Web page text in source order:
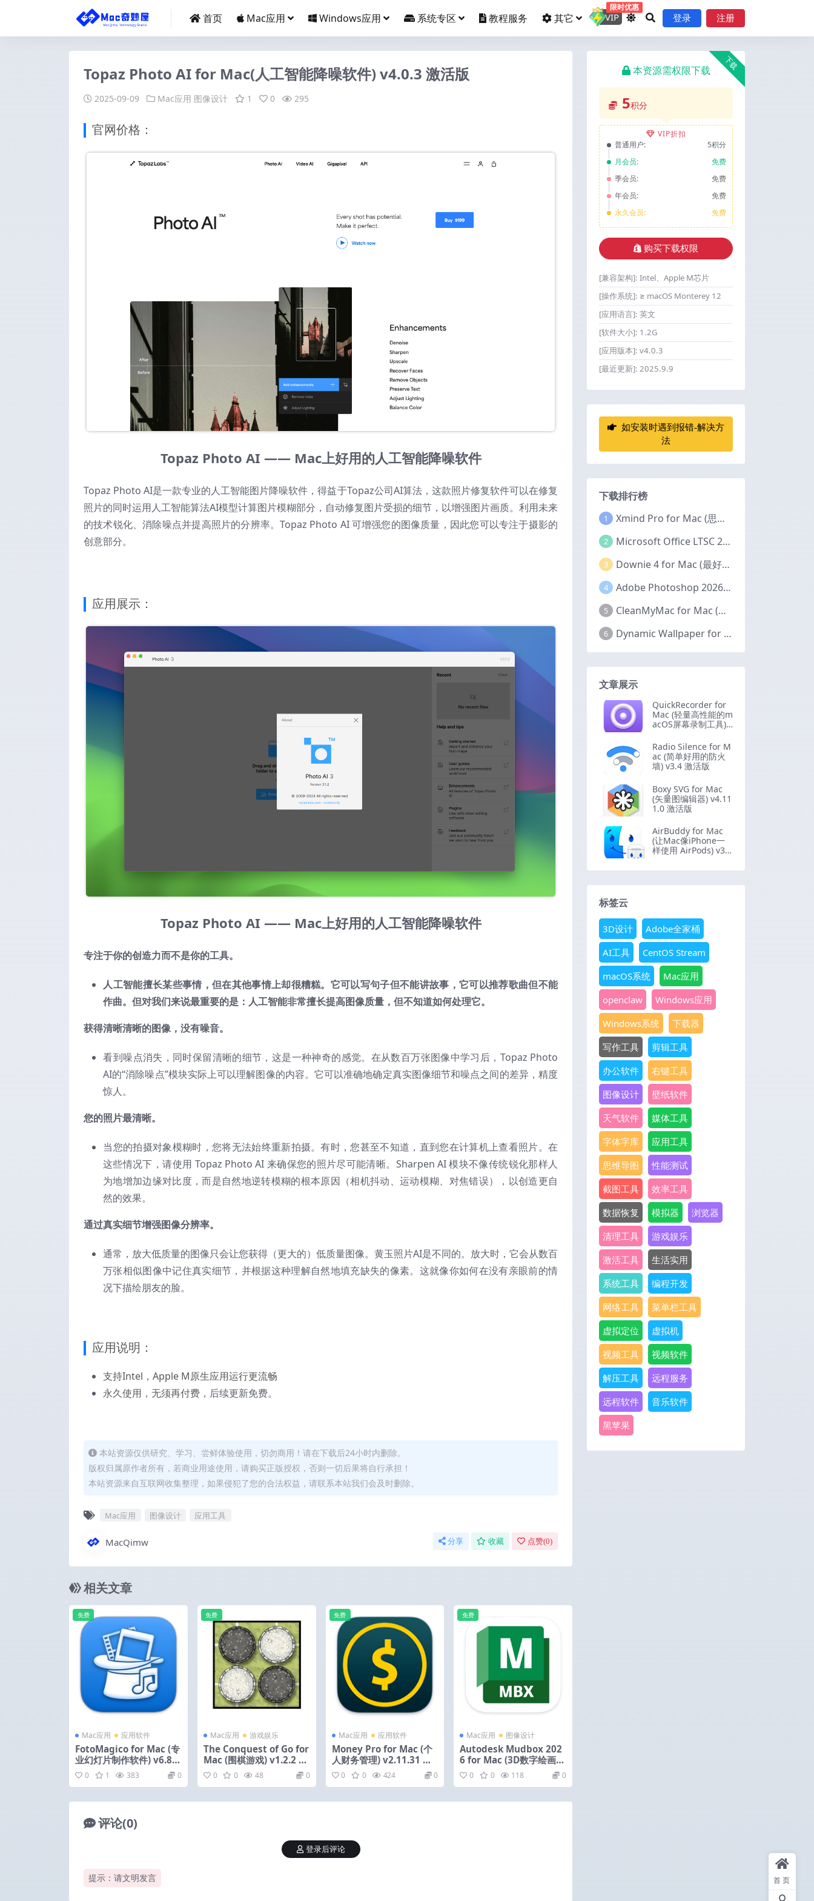
首页 Mac应用 Windows应用 系统专区 教程服务 其它 VIP
限时优惠
登录 注册
Topaz Photo AI for Mac(人工智能降噪软件) v4.0.3 激活版
2025-09-09 Mac应用 图像设计 1 0 295
官网价格：
Topaz Photo AI —— Mac上好用的人工智能降噪软件
Topaz Photo AI是一款专业的人工智能图片降噪软件，得益于Topaz公司AI算法，这款照片修复软件可以在修复
照片的同时运用人工智能算法AI模型计算图片模糊部分，自动修复图片受损的细节，以增强图片画质。利用未来
的技术锐化、消除噪点并提高照片的分辨率。Topaz Photo AI 可增强您的图像质量，因此您可以专注于摄影的
创意部分。
应用展示：
Topaz Photo AI —— Mac上好用的人工智能降噪软件
专注于你的创造力而不是你的工具。
人工智能擅长某些事情，但在其他事情上却很糟糕。它可以写句子但不能讲故事，它可以推荐歌曲但不能
作曲。但对我们来说最重要的是：人工智能非常擅长提高图像质量，但不知道如何处理它。
获得清晰清晰的图像，没有噪音。
看到噪点消失，同时保留清晰的细节，这是一种神奇的感觉。在从数百万张图像中学习后，Topaz Photo
AI的“消除噪点”模块实际上可以理解图像的内容。它可以准确地确定真实图像细节和噪点之间的差异，精度
惊人。
您的照片最清晰。
当您的拍摄对象模糊时，您将无法始终重新拍摄。有时，您甚至不知道，直到您在计算机上查看照片。在
这些情况下，请使用 Topaz Photo AI 来确保您的照片尽可能清晰。Sharpen AI 模块不像传统锐化那样人
为地增加边缘对比度，而是自然地逆转模糊的根本原因（相机抖动、运动模糊、对焦错误），以创造更自
然的效果。
通过真实细节增强图像分辨率。
通常，放大低质量的图像只会让您获得（更大的）低质量图像。黄玉照片AI是不同的。放大时，它会从数百
万张相似图像中记住真实细节，并根据这种理解自然地填充缺失的像素。这就像你如何在没有亲眼前的情
况下描绘朋友的脸。
应用说明：
支持Intel，Apple M原生应用运行更流畅
永久使用，无须再付费， 后续更新免费。
本站资源仅供研究、学习、尝鲜体验使用，切勿商用！请在下载后24小时内删除。
版权归属原作者所有，若商业用途使用，请购买正版授权，否则一切后果将自行承担！
本站资源来自互联网收集整理，如果侵犯了您的合法权益，请联系本站我们会及时删除。
Mac应用 图像设计 应用工具
MacQimw 分享 收藏 点赞(0)
相关文章
Mac应用 应用软件
FotoMagico for Mac (专
业幻灯片制作软件) v6.8.2
激活版
免费
0 1 383 0
Mac应用 游戏娱乐
The Conquest of Go for
Mac (围棋游戏) v1.2.2 激
活版
免费
0 0 48 0
Mac应用 应用软件
Money Pro for Mac (个
人财务管理) v2.11.31 中
文版
免费
0 0 424 0
Mac应用 图像设计
Autodesk Mudbox 202
6 for Mac (3D数字绘画和
雕刻软件) v2026.1.0.3.49
中文版
免费
0 0 118 0
评论(0)
提示：请文明发言
登录后评论
下载
本资源需权限下载
5积分
VIP折扣
普通用户:
5积分
月会员:
免费
季会员:
免费
年会员:
免费
永久会员:
免费
购买下载权限
[兼容架构]: Intel、Apple M芯片
[操作系统]: ≥ macOS Monterey 12
[应用语言]: 英文
[软件大小]: 1.2G
[应用版本]: v4.0.3
[最近更新]: 2025.9.9
如安装时遇到报错-解决方
法
下载排行榜
1 Xmind Pro for Mac (思维导图软件) v26.04.01337 永久激活版
2 Microsoft Office LTSC 2024 for Mac (Office全家桶) v16.111.2 中文激活版
3 Downie 4 for Mac (最好的视频下载器) v4.12.12 激活版
4 Adobe Photoshop 2026 for Mac (PS2026图像编辑处理软件) v27.6.0 中文版
5 CleanMyMac for Mac (Mac清理优化工具) v5.5.7 激活版
6 Dynamic Wallpaper for Mac(超赞的Mac动态视频壁纸) v25.4 激活版
文章展示
QuickRecorder for
Mac (轻量高性能的m
acOS屏幕录制工具) v
Radio Silence for M
ac (简单好用的防火
墙) v3.4 激活版
Boxy SVG for Mac
(矢量图编辑器) v4.11
1.0 激活版
AirBuddy for Mac
(让Mac像iPhone一
样使用 AirPods) v3.
标签云
3D设计
Adobe全家桶
AI工具
CentOS Stream
macOS系统
Mac应用
openclaw
Windows应用
Windows系统
下载器
写作工具
剪辑工具
办公软件
右键工具
图像设计
壁纸软件
天气软件
媒体工具
字体字库
应用工具
思维导图
性能测试
截图工具
效率工具
数据恢复
模拟器
浏览器
清理工具
游戏娱乐
激活工具
生活实用
系统工具
编程开发
网络工具
菜单栏工具
虚拟定位
虚拟机
视频工具
视频软件
解压工具
远程服务
远程软件
音乐软件
黑苹果
首页